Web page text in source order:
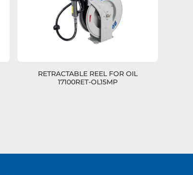
RETRACTABLE REEL FOR OIL
17100RET-OL15MP